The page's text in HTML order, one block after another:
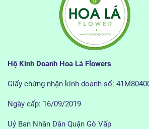
Hộ Kinh Doanh Hoa Lá Flowers
Giấy chứng nhận kinh doanh số:
Ngày cấp: 16/09/2019
Uỷ Ban Nhân Dân Quận Gò Vấp